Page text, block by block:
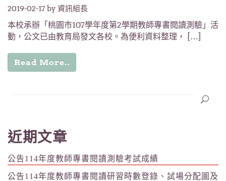
2019-02-17 by 資訊組長
本校承辦「桃園市107學年度第2學期教師專書閱讀測驗」活
動，公文已由教育局發文各校。為便利資料整理， […]
Read More..
近期文章
公告114年度教師專書閱讀測驗考試成績
公告114年度教師專書閱讀研習時數登錄、試場分配圖及